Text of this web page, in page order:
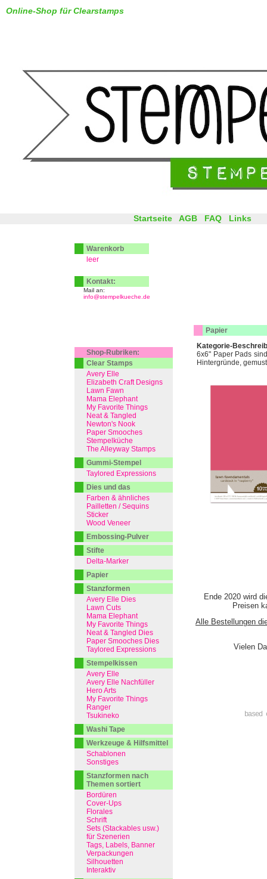
Online-Shop für Clearstamps
Papier
Kategorie-
6x6" Paper Pads
Hintergründe,
Ende 2020 wird
Preisen
Alle Bestellungen
Vielen
Startseite AGB FAQ Links
Warenkorb
leer
Kontakt:
Mail an:
info@stempelkueche.de
Shop-Rubriken:
Clear Stamps
Avery Elle
Elizabeth Craft Designs
Lawn Fawn
Mama Elephant
My Favorite Things
Neat & Tangled
Newton's Nook
Paper Smooches
Stempelküche
The Alleyway Stamps
Gummi-Stempel
Taylored Expressions
Dies und das
Farben & ähnliches
Pailletten / Sequins
Sticker
Wood Veneer
Embossing-Pulver
Stifte
Delta-Marker
Papier
Stanzformen
Avery Elle Dies
Lawn Cuts
Mama Elephant
My Favorite Things
Neat & Tangled Dies
Paper Smooches Dies
Taylored Expressions
Stempelkissen
Avery Elle
Avery Elle Nachfüller
Hero Arts
My Favorite Things
Ranger
Tsukineko
Washi Tape
Werkzeuge & Hilfsmittel
Schablonen
Sonstiges
Stanzformen nach
Themen sortiert
Bordüren
Cover-Ups
Florales
Schrift
Sets (Stackables usw.)
für Szenerien
Tags, Labels, Banner
Verpackungen
Silhouetten
Interaktiv